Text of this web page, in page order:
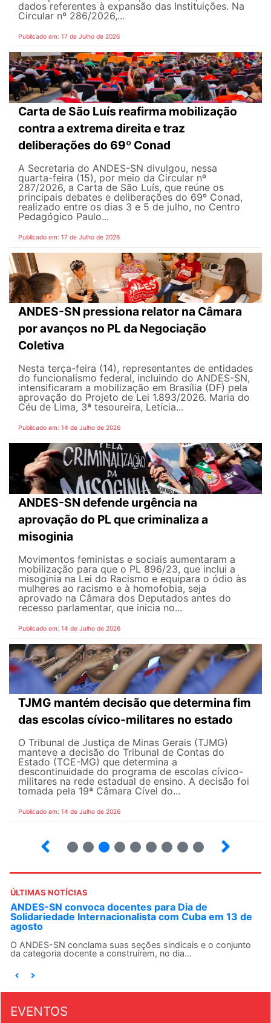
dados referentes à expansão das Instituições. Na
Circular nº 286/2026,...
Publicado em: 17 de Julho de 2026
Carta de São Luís reafirma mobilização
contra a extrema direita e traz
deliberações do 69º Conad
A Secretaria do ANDES-SN divulgou, nessa
quarta-feira (15), por meio da Circular nº
287/2026, a Carta de São Luís, que reúne os
principais debates e deliberações do 69º Conad,
realizado entre os dias 3 e 5 de julho, no Centro
Pedagógico Paulo...
Publicado em: 17 de Julho de 2026
ANDES-SN pressiona relator na Câmara
por avanços no PL da Negociação
Coletiva
Nesta terça-feira (14), representantes de entidades
do funcionalismo federal, incluindo do ANDES-SN,
intensificaram a mobilização em Brasília (DF) pela
aprovação do Projeto de Lei 1.893/2026. Maria do
Céu de Lima, 3ª tesoureira, Letícia...
Publicado em: 14 de Julho de 2026
ANDES-SN defende urgência na
aprovação do PL que criminaliza a
misoginia
Movimentos feministas e sociais aumentaram a
mobilização para que o PL 896/23, que inclui a
misoginia na Lei do Racismo e equipara o ódio às
mulheres ao racismo e à homofobia, seja
aprovado na Câmara dos Deputados antes do
recesso parlamentar, que inicia no...
Publicado em: 14 de Julho de 2026
TJMG mantém decisão que determina fim
das escolas cívico-militares no estado
O Tribunal de Justiça de Minas Gerais (TJMG)
manteve a decisão do Tribunal de Contas do
Estado (TCE-MG) que determina a
descontinuidade do programa de escolas cívico-
militares na rede estadual de ensino. A decisão foi
tomada pela 19ª Câmara Cível do...
Publicado em: 14 de Julho de 2026
ÚLTIMAS NOTÍCIAS
ANDES-SN convoca docentes para Dia de
Solidariedade Internacionalista com Cuba em 13 de
agosto
O ANDES-SN conclama suas seções sindicais e o conjunto
da categoria docente a construírem, no dia...
EVENTOS